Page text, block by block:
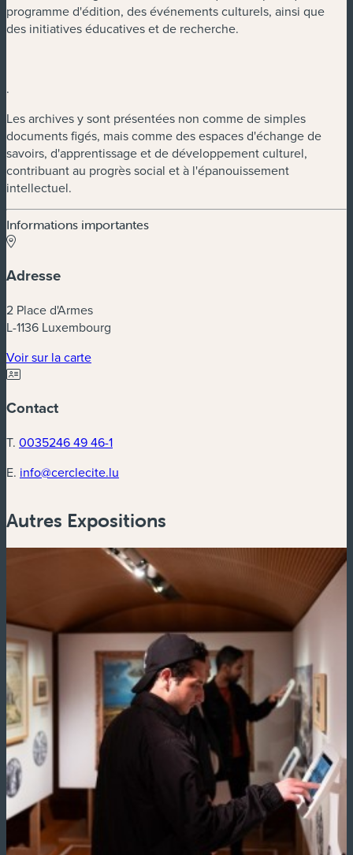
programme d'édition, des événements culturels, ainsi que
des initiatives éducatives et de recherche.
.
Les archives y sont présentées non comme de simples
documents figés, mais comme des espaces d'échange de
savoirs, d'apprentissage et de développement culturel,
contribuant au progrès social et à l'épanouissement
intellectuel.
Informations importantes
Adresse
2 Place d'Armes
L-1136 Luxembourg
Voir sur la carte
Contact
T. 0035246 49 46-1
E. info@cerclecite.lu
Autres Expositions